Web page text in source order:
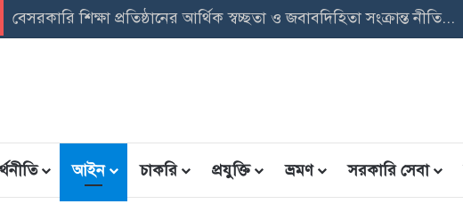
সমন্বিত উপবৃত্তি তথ্য ফরম: শিক্ষার্থীদের তথ্য এন্ট্রি ফরম PDF ডাউনলোড
আইন চাকরি প্রযুক্তি ভ্রমণ সরকারি সেবা